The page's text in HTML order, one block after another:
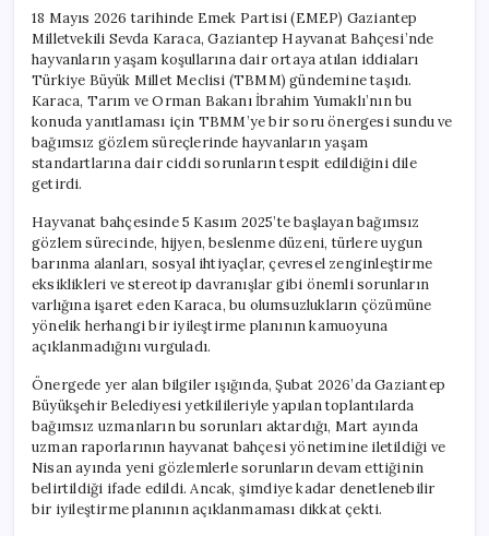
Tartışmaya
Açıldı
için
18 Mayıs 2026 tarihinde Emek Partisi (EMEP) Gaziantep
Milletvekili Sevda Karaca, Gaziantep Hayvanat Bahçesi’nde
hayvanların yaşam koşullarına dair ortaya atılan iddiaları
Türkiye Büyük Millet Meclisi (TBMM) gündemine taşıdı.
Karaca, Tarım ve Orman Bakanı İbrahim Yumaklı’nın bu
konuda yanıtlaması için TBMM’ye bir soru önergesi sundu ve
bağımsız gözlem süreçlerinde hayvanların yaşam
standartlarına dair ciddi sorunların tespit edildiğini dile
getirdi.
Hayvanat bahçesinde 5 Kasım 2025’te başlayan bağımsız
gözlem sürecinde, hijyen, beslenme düzeni, türlere uygun
barınma alanları, sosyal ihtiyaçlar, çevresel zenginleştirme
eksiklikleri ve stereotip davranışlar gibi önemli sorunların
varlığına işaret eden Karaca, bu olumsuzlukların çözümüne
yönelik herhangi bir iyileştirme planının kamuoyuna
açıklanmadığını vurguladı.
Önergede yer alan bilgiler ışığında, Şubat 2026’da Gaziantep
Büyükşehir Belediyesi yetkilileriyle yapılan toplantılarda
bağımsız uzmanların bu sorunları aktardığı, Mart ayında
uzman raporlarının hayvanat bahçesi yönetimine iletildiği ve
Nisan ayında yeni gözlemlerle sorunların devam ettiğinin
belirtildiği ifade edildi. Ancak, şimdiye kadar denetlenebilir
bir iyileştirme planının açıklanmaması dikkat çekti.